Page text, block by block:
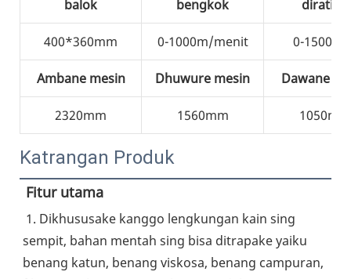
balok bengkok dirating
400*360mm 0-1000m/menit 0-
Ambane mesin Dhuwure mesin Dawane
2320mm 1560mm 1050mm
Katrangan Produk
Fitur utama
1. Dikhususake kanggo lengkungan kain sing
sempit, bahan mentah sing bisa ditrapake yaiku
benang katun, benang viskosa, benang campuran,